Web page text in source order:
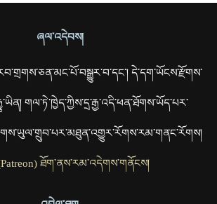
ཞལ་འདེབས།
དེ་དག་ཡོངས་རྫོགས་
གལ་ཏེ་ཁྱེད་ཀྱིས་དྲ་རྒྱ་འདི་ཕན་ཐོགས་ཡོད་པར་
ཐོག་ནས་རམ་འདེགས་གནོངས།